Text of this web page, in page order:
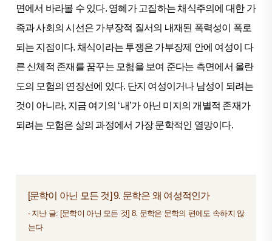
면에서 바라볼 수 있다. 영혜가 고집하는 채식주의에 대한 가
족과 사회의 시선은 가부장적 질서의 내재된 폭력성이 폭로
되는 지점이다. 채식이라는 투쟁은 가부장제 안에 여성이 다
른 신체적 존재를 꿈꾸는 모험을 보여 준다는 측면에서 올란
도의 모험의 연장선에 있다. 단지 여성이거나 남성이 되려는
것이 아니라, 지금 여기의 ‘내’가 아닌 미지의 개별적 존재가
되려는 모험은 삶의 과정에서 가장 문학적인 열망이다.
[문학이 아닌 모든 것] 9. 문학은 왜 여성적인가
- 지난 글: [문학이 아닌 모든 것] 8. 문학은 문학의 편에도 속하지 않
는다